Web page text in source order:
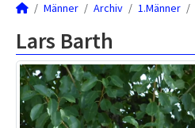
Männer Archiv 1.Männer
Lars Barth